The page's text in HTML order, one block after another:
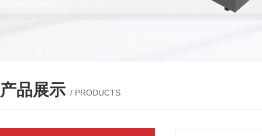
产品展示 / PRODUCTS